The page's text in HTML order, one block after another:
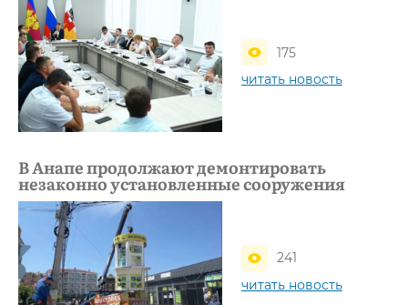
175
читать новость
В Анапе продолжают демонтировать
незаконно установленные сооружения
241
читать новость